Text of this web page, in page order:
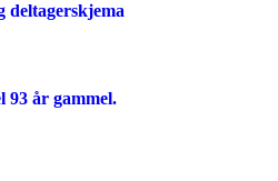
deltagerskjema
93 år gammel.